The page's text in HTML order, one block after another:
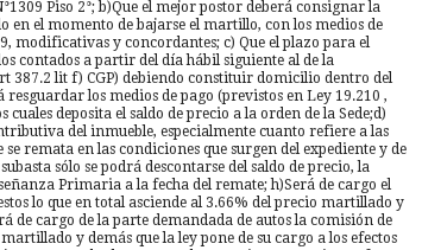
Piso 2°; b)Que el mejor postor deberá consignar la
en el momento de bajarse el martillo, con los medios de
modificativas y concordantes; c) Que el plazo para el
contados a partir del día hábil siguiente al de la
387.2 lit f) CGP) debiendo constituir domicilio dentro del
los medios de pago (previstos en Ley 19.210 ,
deposita el saldo de precio a la orden de la Sede;d)
del inmueble, especialmente cuanto refiere a las
remata en las condiciones que surgen del expediente y de
sólo se podrá descontarse del saldo de precio, la
Primaria a la fecha del remate; h)Será de cargo el
lo que en total asciende al 3.66% del precio martillado y
de cargo de la parte demandada de autos la comisión de
y demás que la ley pone de su cargo a los efectos